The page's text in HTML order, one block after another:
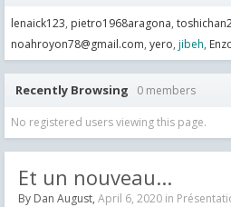
lenaick123 pietro1968aragona
noahroyon78@gmail.com yero jibeh
Recently Browsing 0 members
No registered users viewing this page.
Et un nouveau...
By Dan August, April 6, 2020 in